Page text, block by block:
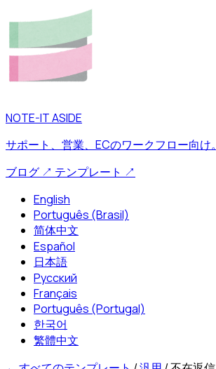
NOTE-IT ASIDE
サポート、営業、ECのワークフロー向け。
ブログ ↗ テンプレート ↗
English
Português (Brasil)
简体中文
Español
日本語
Русский
Français
Português (Portugal)
한국어
繁體中文